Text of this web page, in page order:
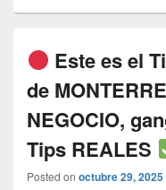
Este es el
de
NEGOCIO,
Tips REALES
Posted on octubre 29, 2025